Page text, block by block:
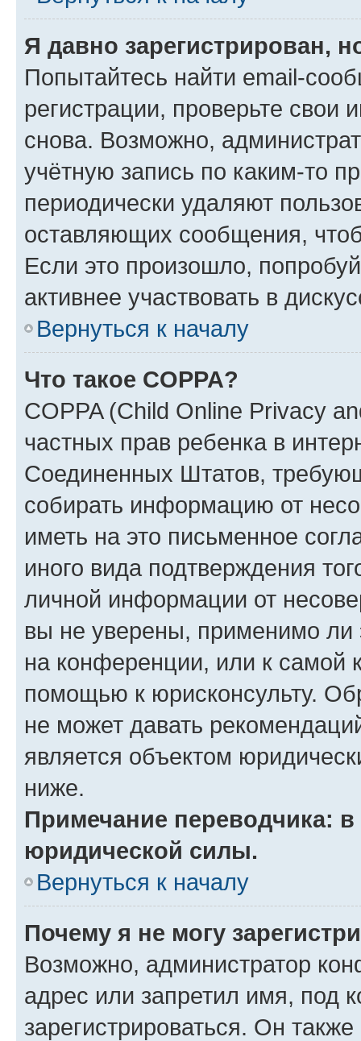
Я давно зарегистрирован,
Попытайтесь найти email-
регистрации, проверьте свои
снова. Возможно,
учётную запись по каким-то
периодически удаляют
оставляющих сообщения,
Если это произошло,
активнее участвовать в
Вернуться к началу
Что такое COPPA?
COPPA (Child Online Privacy
частных прав ребенка в
Соединенных Штатов,
собирать информацию от
иметь на это письменное
иного вида подтверждения
личной информации от
вы не уверены, применимо ли
на конференции, или к самой
помощью к юрисконсульту.
не может давать
является объектом
ниже.
Примечание переводчика:
юридической силы.
Вернуться к началу
Почему я не могу
Возможно, администратор
адрес или запретил имя, под
зарегистрироваться. Он